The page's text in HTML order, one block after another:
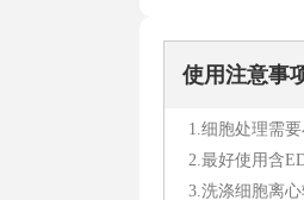
使用注意事
1.细胞处理需
2.最好使用含
3.洗涤细胞离心